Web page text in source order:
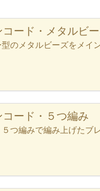
ード・メタルビ
のメタルビーズをメイ
ード・５つ編み
つ編みで編み上げたブ